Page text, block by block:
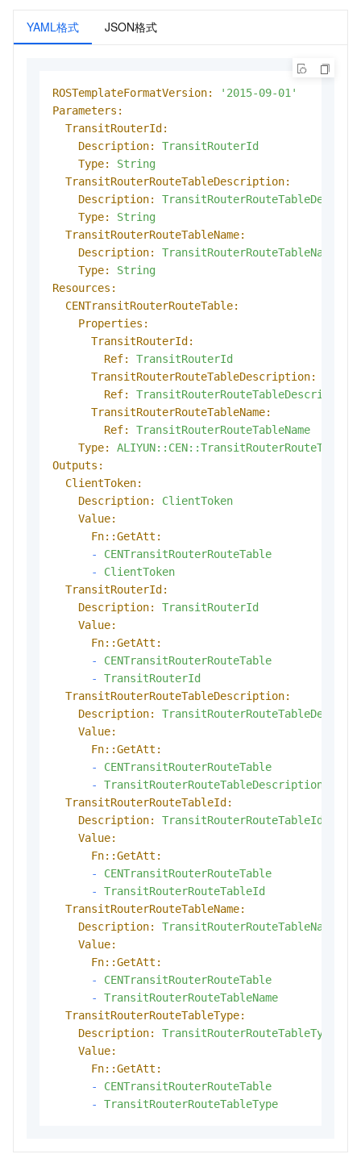
YAML格式 JSON格式
ROSTemplateFormatVersion:
'2015-09-01'
Parameters:
TransitRouterId:
Description:
TransitRouterId
Type:
String
TransitRouterRouteTableDescription:
Description:
Type:
String
TransitRouterRouteTableName:
Description:
TransitRouterRouteTableName
Type:
String
Resources:
CENTransitRouterRouteTable:
Properties:
TransitRouterId:
Ref:
TransitRouterId
TransitRouterRouteTableDescription:
Ref:
TransitRouterRouteTableDescription
TransitRouterRouteTableName:
Ref:
TransitRouterRouteTableName
Type:
ALIYUN::CEN::TransitRouterRouteTable
Outputs:
ClientToken:
Description:
ClientToken
Value:
Fn::GetAtt:
-
CENTransitRouterRouteTable
-
ClientToken
TransitRouterId:
Description:
TransitRouterId
Value:
Fn::GetAtt:
-
CENTransitRouterRouteTable
-
TransitRouterId
TransitRouterRouteTableDescription:
Description:
Value:
Fn::GetAtt:
-
CENTransitRouterRouteTable
-
TransitRouterRouteTableDescription
TransitRouterRouteTableId:
Description:
TransitRouterRouteTableId
Value:
Fn::GetAtt:
-
CENTransitRouterRouteTable
-
TransitRouterRouteTableId
TransitRouterRouteTableName:
Description:
TransitRouterRouteTableName
Value:
Fn::GetAtt:
-
CENTransitRouterRouteTable
-
TransitRouterRouteTableName
TransitRouterRouteTableType:
Description:
TransitRouterRouteTableType
Value:
Fn::GetAtt:
-
CENTransitRouterRouteTable
-
TransitRouterRouteTableType